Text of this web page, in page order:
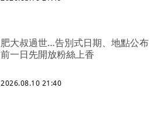
肥大叔過世…告別式日期、地點公布
前一日先開放粉絲上香
2026.08.10 21:40